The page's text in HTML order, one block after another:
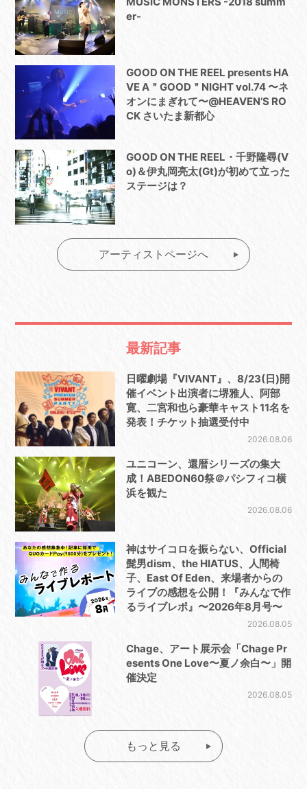
er-
GOOD ON THE REEL presents HA
VE A＂GOOD＂NIGHT vol.74 〜ネ
オンにまぎれて〜@HEAVEN’S RO
CK さいたま新都心
GOOD ON THE REEL・千野隆尋(V
o)＆伊丸岡亮太(Gt)が初めて立った
ステージは？
アーティストページへ
最新記事
日曜劇場『VIVANT』、8/23(日)開
催イベント出演者に堺雅人、阿部
寛、二宮和也ら豪華キャスト11名を
発表！チケット抽選受付中
2026.08.06
ユニコーン、還暦シリーズの集大
成！ABEDON60祭＠パシフィコ横
浜を観た
2026.08.06
神はサイコロを振らない、Official
髭男dism、the HIATUS、人間椅
子、East Of Eden、来場者からの
ライブの感想を公開！『みんなで作
るライブレポ』〜2026年8月号〜
2026.08.05
Chage、アート展示会「Chage Pr
esents One Love〜夏ノ余白〜」開
催決定
2026.08.05
もっと見る